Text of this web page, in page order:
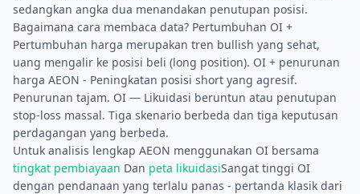
sedangkan angka dua menandakan penutupan posisi.
Bagaimana cara membaca data? Pertumbuhan OI +
Pertumbuhan harga merupakan tren bullish yang sehat,
uang mengalir ke posisi beli (long position). OI + penurunan
harga AEON - Peningkatan posisi short yang agresif.
Penurunan tajam. OI — Likuidasi beruntun atau penutupan
stop-loss massal. Tiga skenario berbeda dan tiga keputusan
perdagangan yang berbeda.
Untuk analisis lengkap AEON menggunakan OI bersama
tingkat pembiayaan Dan peta likuidasiSangat tinggi OI
dengan pendanaan yang terlalu panas - pertanda klasik dari